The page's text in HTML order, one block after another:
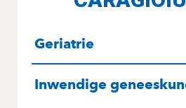
SPECIALITEITEN
Geriatrie
Inwendige